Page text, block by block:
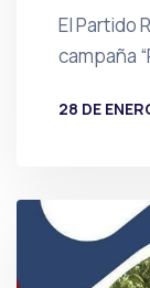
El Partido
campaña
28 DE